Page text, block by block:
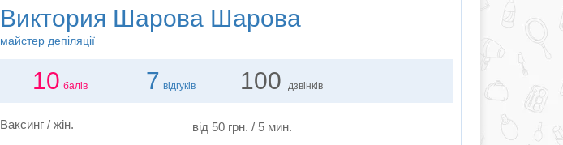
Виктория Шарова Шарова
майстер депіляції
10 балів 7 відгуків 100 дзвінків
Ваксинг / жін. від 50 грн. / 5 мин.